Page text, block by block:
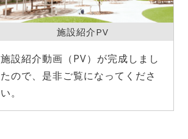
施設紹介PV
施設紹介動画（PV）が完成しまし
たので、是非ご覧になってくださ
い。